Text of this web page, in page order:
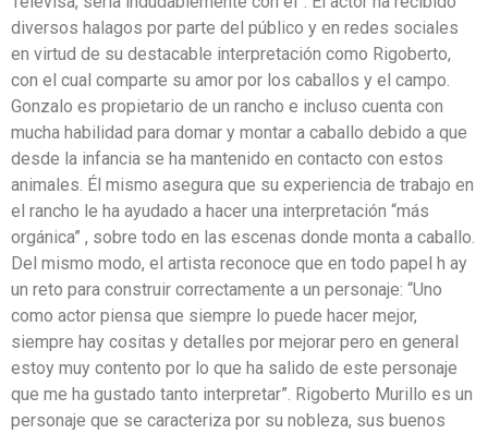
diversos halagos por parte del público y en redes sociales
en virtud de su destacable interpretación como Rigoberto,
con el cual comparte su amor por los caballos y el campo.
Gonzalo es propietario de un rancho e incluso cuenta con
mucha habilidad para domar y montar a caballo debido a que
desde la infancia se ha mantenido en contacto con estos
animales. Él mismo asegura que su experiencia de trabajo en
el rancho le ha ayudado a hacer una interpretación “más
orgánica” , sobre todo en las escenas donde monta a caballo.
Del mismo modo, el artista reconoce que en todo papel h ay
un reto para construir correctamente a un personaje: “Uno
como actor piensa que siempre lo puede hacer mejor,
siempre hay cositas y detalles por mejorar pero en general
estoy muy contento por lo que ha salido de este personaje
que me ha gustado tanto interpretar”. Rigoberto Murillo es un
personaje que se caracteriza por su nobleza, sus buenos